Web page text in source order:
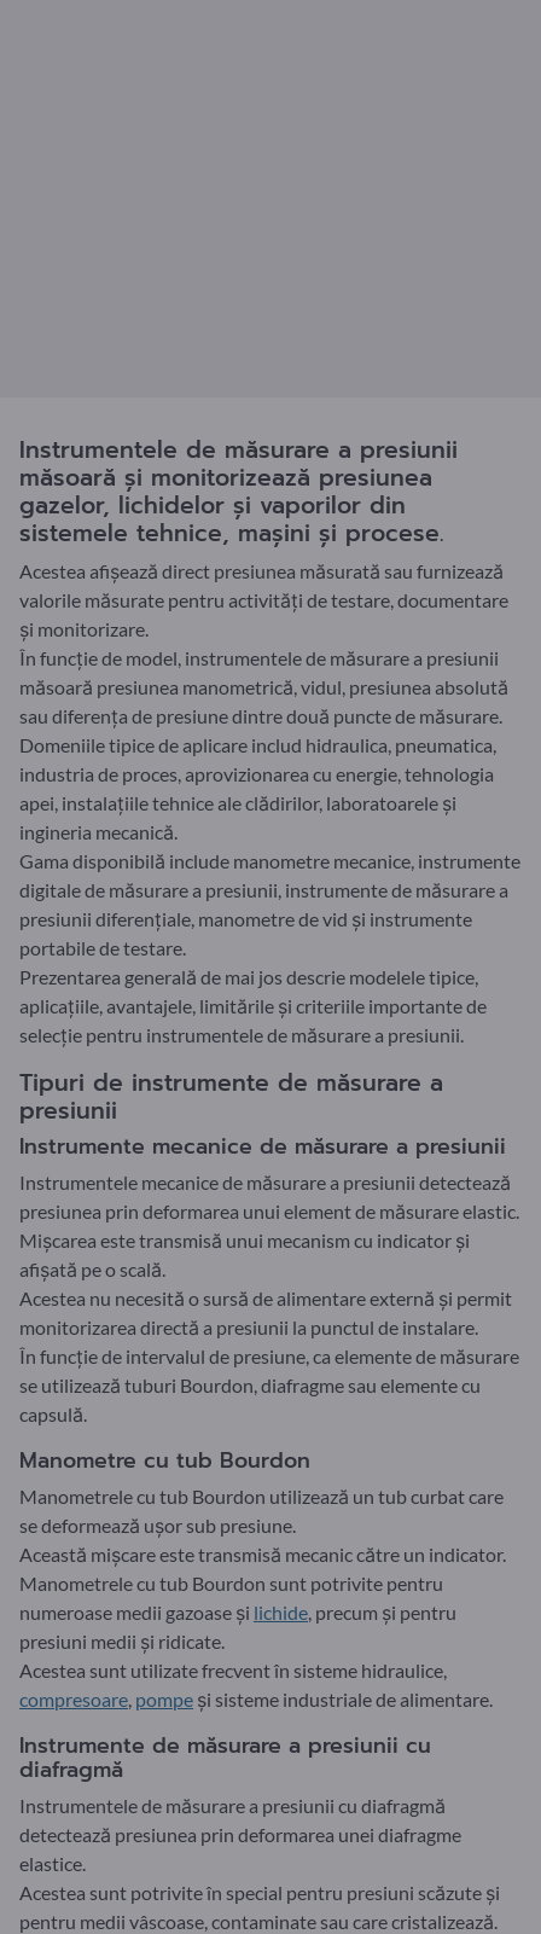
Instrumentele de măsurare a presiunii
măsoară și monitorizează presiunea
gazelor, lichidelor și vaporilor din
sistemele tehnice, mașini și procese.
Acestea afișează direct presiunea măsurată sau furnizează
valorile măsurate pentru activități de testare, documentare
și monitorizare.
În funcție de model, instrumentele de măsurare a presiunii
măsoară presiunea manometrică, vidul, presiunea absolută
sau diferența de presiune dintre două puncte de măsurare.
Domeniile tipice de aplicare includ hidraulica, pneumatica,
industria de proces, aprovizionarea cu energie, tehnologia
apei, instalațiile tehnice ale clădirilor, laboratoarele și
ingineria mecanică.
Gama disponibilă include manometre mecanice, instrumente
digitale de măsurare a presiunii, instrumente de măsurare a
presiunii diferențiale, manometre de vid și instrumente
portabile de testare.
Prezentarea generală de mai jos descrie modelele tipice,
aplicațiile, avantajele, limitările și criteriile importante de
selecție pentru instrumentele de măsurare a presiunii.
Tipuri de instrumente de măsurare a
presiunii
Instrumente mecanice de măsurare a presiunii
Instrumentele mecanice de măsurare a presiunii detectează
presiunea prin deformarea unui element de măsurare elastic.
Mișcarea este transmisă unui mecanism cu indicator și
afișată pe o scală.
Acestea nu necesită o sursă de alimentare externă și permit
monitorizarea directă a presiunii la punctul de instalare.
În funcție de intervalul de presiune, ca elemente de măsurare
se utilizează tuburi Bourdon, diafragme sau elemente cu
capsulă.
Manometre cu tub Bourdon
Manometrele cu tub Bourdon utilizează un tub curbat care
se deformează ușor sub presiune.
Această mișcare este transmisă mecanic către un indicator.
Manometrele cu tub Bourdon sunt potrivite pentru
numeroase medii gazoase și lichide, precum și pentru
presiuni medii și ridicate.
Acestea sunt utilizate frecvent în sisteme hidraulice,
compresoare, pompe și sisteme industriale de alimentare.
Instrumente de măsurare a presiunii cu
diafragmă
Instrumentele de măsurare a presiunii cu diafragmă
detectează presiunea prin deformarea unei diafragme
elastice.
Acestea sunt potrivite în special pentru presiuni scăzute și
pentru medii vâscoase, contaminate sau care cristalizează.